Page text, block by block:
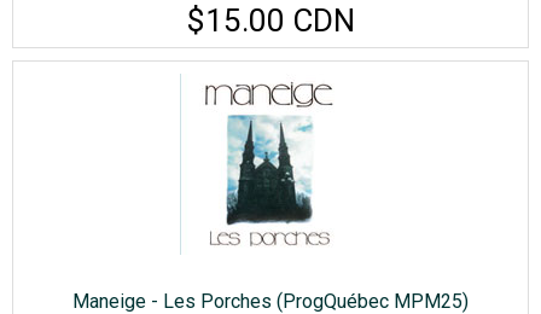
$15.00 CDN
Maneige - Les Porches (ProgQuébec MPM25)